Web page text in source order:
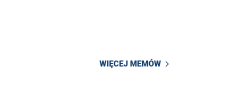
WIĘCEJ MEMÓW